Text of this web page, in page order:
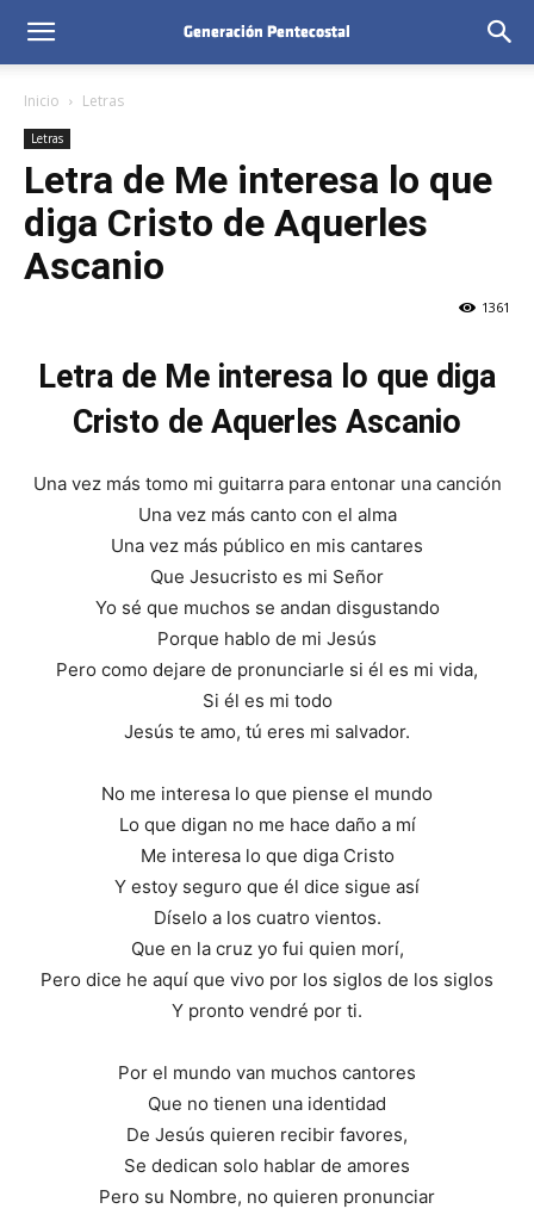
Inicio Letras
Letras
Letra de Me interesa lo que
diga Cristo de Aquerles
Ascanio
1361
Letra de Me interesa lo que diga
Cristo de Aquerles Ascanio
Una vez más tomo mi guitarra para entonar una canción
Una vez más canto con el alma
Una vez más público en mis cantares
Que Jesucristo es mi Señor
Yo sé que muchos se andan disgustando
Porque hablo de mi Jesús
Pero como dejare de pronunciarle si él es mi vida,
Si él es mi todo
Jesús te amo, tú eres mi salvador.
No me interesa lo que piense el mundo
Lo que digan no me hace daño a mí
Me interesa lo que diga Cristo
Y estoy seguro que él dice sigue así
Díselo a los cuatro vientos.
Que en la cruz yo fui quien morí,
Pero dice he aquí que vivo por los siglos de los siglos
Y pronto vendré por ti.
Por el mundo van muchos cantores
Que no tienen una identidad
De Jesús quieren recibir favores,
Se dedican solo hablar de amores
Pero su Nombre, no quieren pronunciar